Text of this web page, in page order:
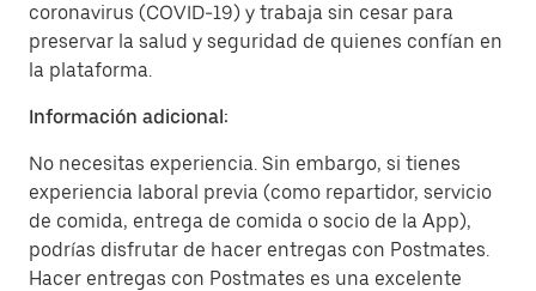
coronavirus (COVID-19) y trabaja sin cesar para
preservar la salud y seguridad de quienes confían en
la plataforma.
Información adicional:
No necesitas experiencia. Sin embargo, si tienes
experiencia laboral previa (como repartidor, servicio
de comida, entrega de comida o socio de la App),
podrías disfrutar de hacer entregas con Postmates.
Hacer entregas con Postmates es una excelente